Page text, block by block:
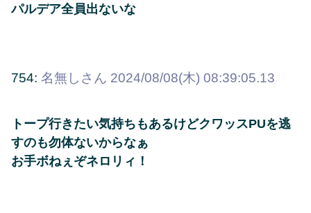
パルデア全員出ないな
754: 名無しさん 2024/08/08(木) 08:39:05.13
トープ行きたい気持ちもあるけどクワッスPUを逃
すのも勿体ないからなぁ
お手ボねぇぞネロリィ！